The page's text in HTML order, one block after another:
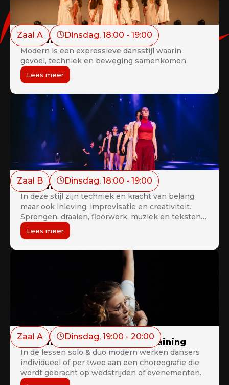
Zaal A Dinsdag, 18:00 - 19:00
Modern Juniors 12+
Modern is een expressieve dansstijl waarin
gevoel, techniek en beweging samenkomen.
Lees meer
Zaal B Dinsdag, 18:00 - 19:00
Modern Teens 16+
In deze stijl zijn techniek en kracht van belang,
maar ook inleving, improvisatie en creativiteit.
Sprongen, draaien, floorwork, muziek en teksten
zullen voor jou geen geheimen meer kennen. De
les is geschikt voor gevorderden en
vergevorderde. (vanaf 12 jaar of mits toelating op
Lees meer
Zaal A Dinsdag, 19:00 - 20:00
Modern Solo/Duo wedstrijdtraining
In de lessen solo & duo modern werken dansers
individueel of per twee aan een choreografie die
wordt gebracht op wedstrijden of evenementen.